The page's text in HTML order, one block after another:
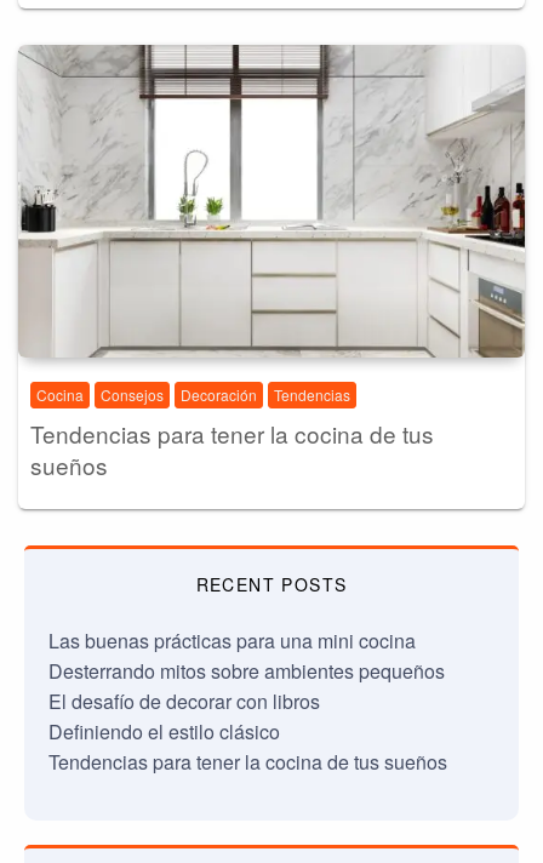
Cocina Consejos Decoración Tendencias
Tendencias para tener la cocina de tus
sueños
RECENT POSTS
Las buenas prácticas para una mini cocina
Desterrando mitos sobre ambientes pequeños
El desafío de decorar con libros
Definiendo el estilo clásico
Tendencias para tener la cocina de tus sueños